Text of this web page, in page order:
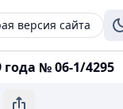
версия сайта
№ 06-1/4295